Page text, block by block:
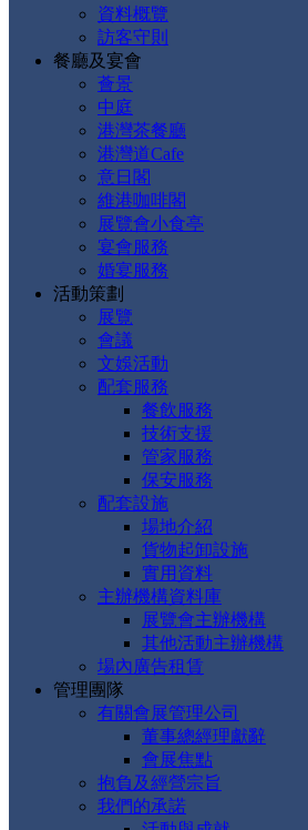
資料概覽
訪客守則
餐廳及宴會
薈景
中庭
港灣茶餐廳
港灣道Cafe
意日閣
維港咖啡閣
展覽會小食亭
宴會服務
婚宴服務
活動策劃
展覽
會議
文娛活動
配套服務
餐飲服務
技術支援
管家服務
保安服務
配套設施
場地介紹
貨物起卸設施
實用資料
主辦機構資料庫
展覽會主辦機構
其他活動主辦機構
場內廣告租賃
管理團隊
有關會展管理公司
董事總經理獻辭
會展焦點
抱負及經營宗旨
我們的承諾